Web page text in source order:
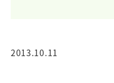
2013.10.11